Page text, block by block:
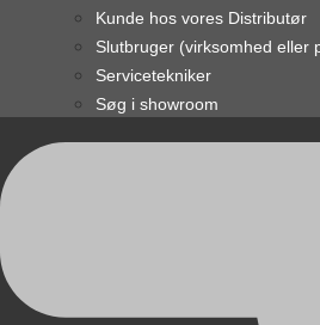
Kunde hos vores Distributør
Slutbruger (virksomhed eller
Servicetekniker
Søg i showroom